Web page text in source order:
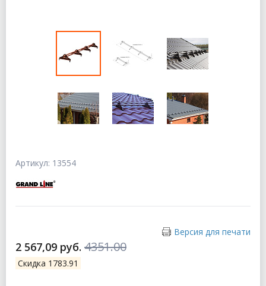
Артикул: 13554
Версия для печати
2 567,09 руб. 4351.00
Скидка 1783.91